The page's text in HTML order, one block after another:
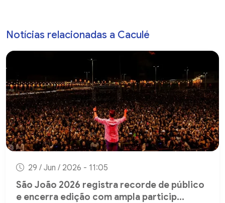
Notícias relacionadas a Caculé
29 / Jun / 2026 - 11:05
São João 2026 registra recorde de público
e encerra edição com ampla particip...